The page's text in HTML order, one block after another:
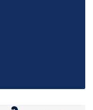
og TryghedsGruppens